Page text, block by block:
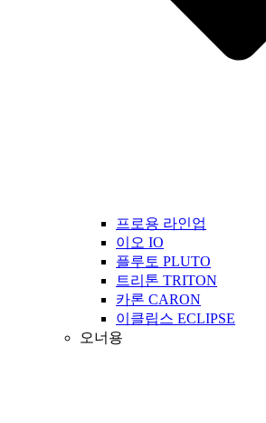
프로용 라인업
이오 IO
플루토 PLUTO
트리톤 TRITON
카론 CARON
이클립스 ECLIPSE
오너용